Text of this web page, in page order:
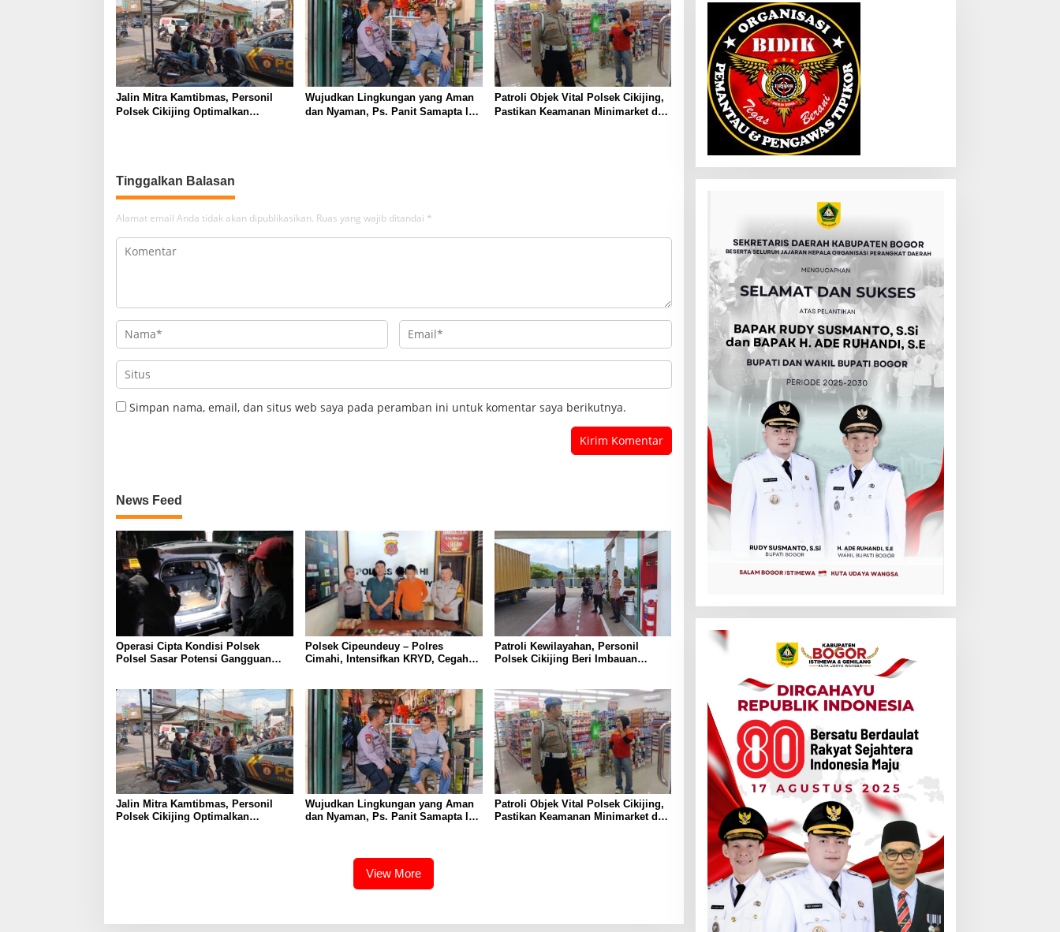
Jalin Mitra Kamtibmas, Personil
Polsek Cikijing Optimalkan
Wujudkan Lingkungan yang Aman
dan Nyaman, Ps. Panit Samapta l
Patroli Objek Vital Polsek Cikijing,
Pastikan Keamanan Minimarket dan
Tinggalkan Balasan
Alamat email Anda tidak akan dipublikasikan. Ruas yang wajib ditandai *
Simpan nama, email, dan situs web saya pada peramban ini untuk komentar saya berikutnya.
News Feed
Operasi Cipta Kondisi Polsek
Polsel Sasar Potensi Gangguan
Polsek Cipeundeuy – Polres
Cimahi, Intensifkan KRYD, Cegah
Patroli Kewilayahan, Personil
Polsek Cikijing Beri Imbauan
Jalin Mitra Kamtibmas, Personil
Polsek Cikijing Optimalkan
Wujudkan Lingkungan yang Aman
dan Nyaman, Ps. Panit Samapta l
Patroli Objek Vital Polsek Cikijing,
Pastikan Keamanan Minimarket dan
View More